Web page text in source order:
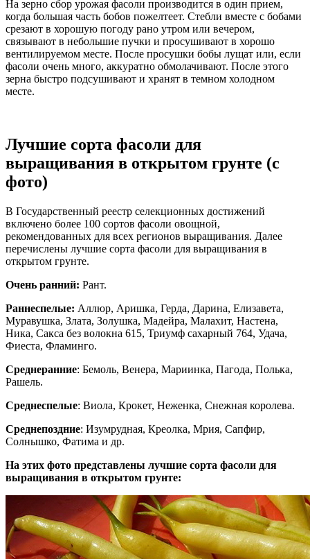
На зерно сбор урожая фасоли производится в один прием,
когда большая часть бобов пожелтеет. Стебли вместе с бобами
срезают в хорошую погоду рано утром или вечером,
связывают в небольшие пучки и просушивают в хорошо
вентилируемом месте. После просушки бобы лущат или, если
фасоли очень много, аккуратно обмолачивают. После этого
зерна быстро подсушивают и хранят в темном холодном
месте.
Лучшие сорта фасоли для
выращивания в открытом грунте (с
фото)
В Государственный реестр селекционных достижений
включено более 100 сортов фасоли овощной,
рекомендованных для всех регионов выращивания. Далее
перечислены лучшие сорта фасоли для выращивания в
открытом грунте.
Очень ранний: Рант.
Раннеспелые: Аллюр, Аришка, Герда, Дарина, Елизавета,
Муравушка, Злата, Золушка, Мадейра, Малахит, Настена,
Ника, Сакса без волокна 615, Триумф сахарный 764, Удача,
Фиеста, Фламинго.
Среднеранние: Бемоль, Венера, Мариинка, Пагода, Полька,
Рашель.
Среднеспелые: Виола, Крокет, Неженка, Снежная королева.
Среднепоздние: Изумрудная, Креолка, Мрия, Сапфир,
Солнышко, Фатима и др.
На этих фото представлены лучшие сорта фасоли для
выращивания в открытом грунте: